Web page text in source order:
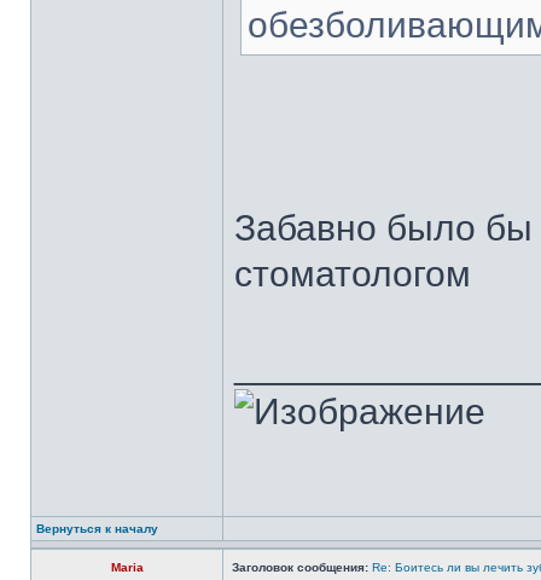
Забавно было бы
стоматологом
Вернуться к началу
Maria Заголовок сообщения: Re: Боитесь ли вы лечить